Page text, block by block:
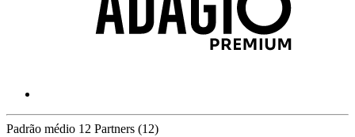
Padrão médio 12 Partners (12)